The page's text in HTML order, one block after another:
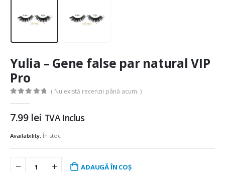
Yulia – Gene false par natural VIP
Pro
( Nu există recenzii până acum. )
7.99 lei TVA Inclus
Availability: În stoc
ADAUGĂ ÎN COȘ